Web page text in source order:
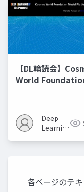
【DL輪読会】
World
Deep
Learning
各ページのテ